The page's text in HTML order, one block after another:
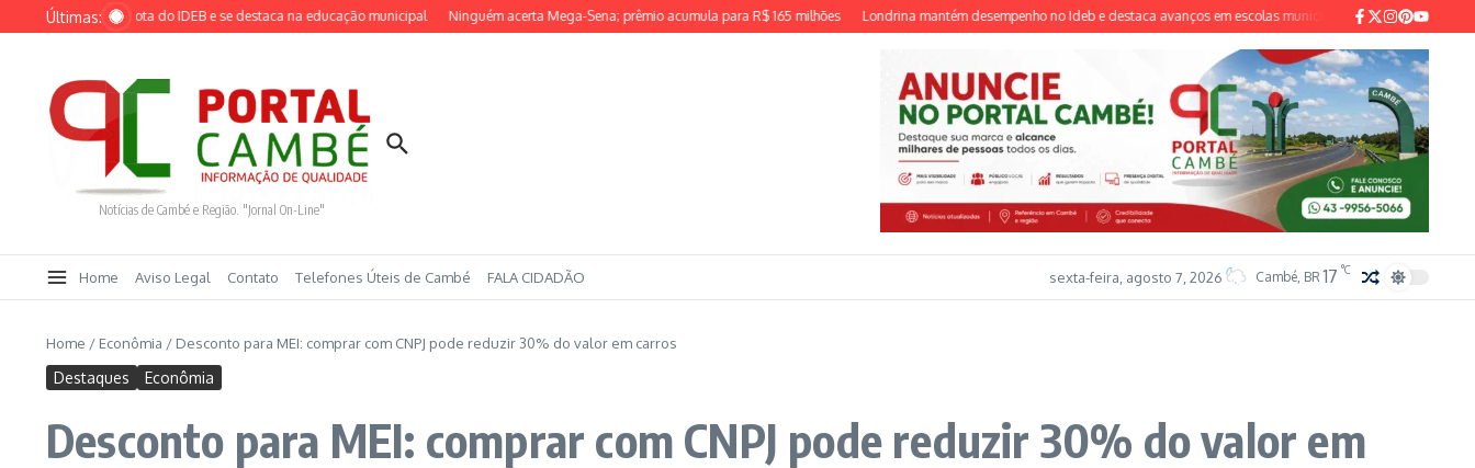
Ir para o conteúdo
Últimas:
alcança maior nota do IDEB e se destaca na educação municipal Ninguém acerta Mega-Sena; prêmio acumula para R$ 165 milhões Londrina mantém desempenho no Ideb e destaca avanços em escolas municipais Pai e madrasta são
Notícias de Cambé e Região. "Jornal On-Line"
Home Aviso Legal Contato Telefones Úteis de Cambé FALA CIDADÃO sexta-feira, agosto 7, 2026 Cambé, BR 17 °C
Home / Econômia / Desconto para MEI: comprar com CNPJ pode reduzir 30% do valor em carros
Destaques Econômia
Desconto para MEI: comprar com CNPJ pode reduzir 30% do valor em